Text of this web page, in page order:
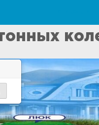
отопления
качественные услуги